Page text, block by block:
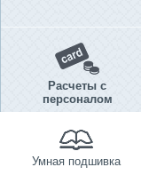
Расчеты с
персоналом
Умная подшивка